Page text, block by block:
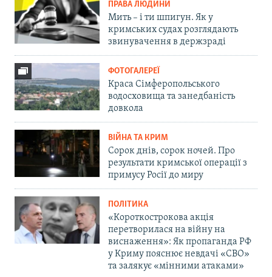
ПРАВА ЛЮДИНИ
Мить – і ти шпигун. Як у
кримських судах розглядають
звинувачення в держзраді
ФОТОГАЛЕРЕЇ
Краса Сімферопольського
водосховища та занедбаність
довкола
ВІЙНА ТА КРИМ
Сорок днів, сорок ночей. Про
результати кримської операції з
примусу Росії до миру
ПОЛІТИКА
«Короткострокова акція
перетворилася на війну на
виснаження»: Як пропаганда РФ
у Криму пояснює невдачі «СВО»
та залякує «мінними атаками»